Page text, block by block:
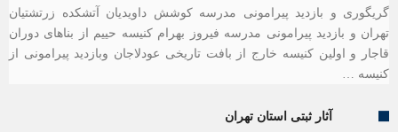
گریگوری و بازدید پیرامونی مدرسه کوشش داویدیان آتشکده زرتشتیان
تهران و بازدید پیرامونی مدرسه فیروز بهرام کنیسه حییم از بناهای دوران
قاجار و اولین کنیسه خارج از بافت تاریخی عودلاجان وبازدید پیرامونی از
کنیسه …
آثار ثبتی استان تهران